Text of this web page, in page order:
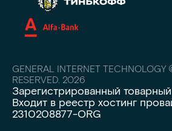
GENERAL INTERNET
RESERVED. 2026
Зарегистрированный
Входит в реестр хостинг
2310208877-ORG